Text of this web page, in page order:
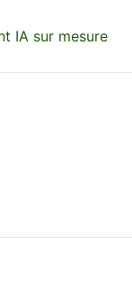
IA sur mesure